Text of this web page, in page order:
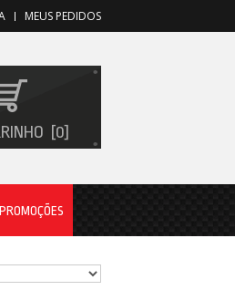
MEUS PEDIDOS
0
PROMOÇÕES